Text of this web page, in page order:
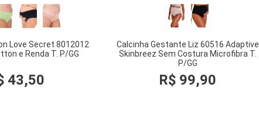
Love Secret 8012012
e Renda T. P/GG
43,50
Calcinha Gestante Liz 60516 Adaptive
Skinbreez Sem Costura Microfibra T.
P/GG
R$ 99,90